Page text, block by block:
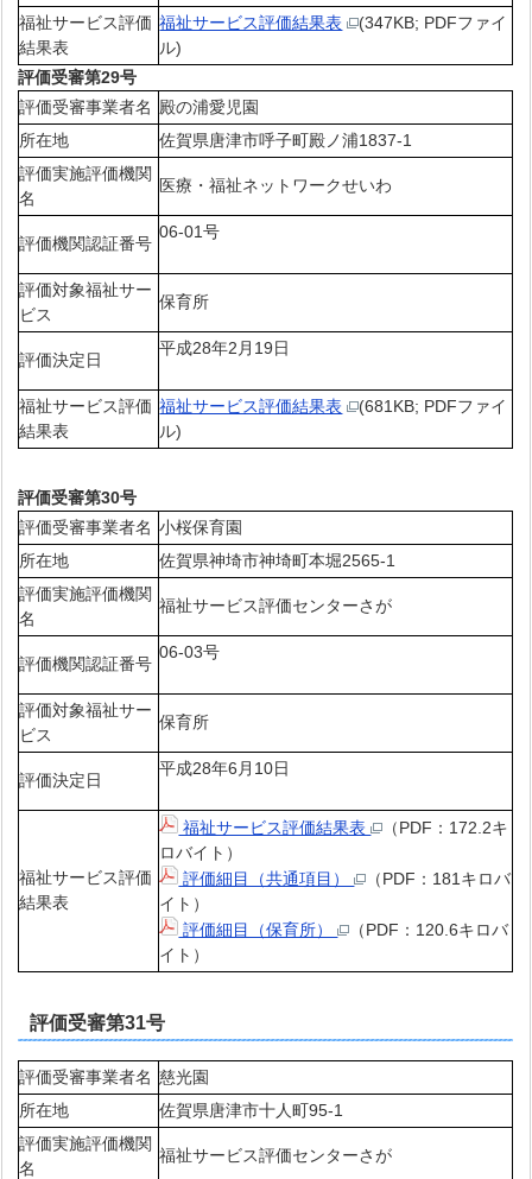
福祉サービス評価
結果表
福祉サービス評価結果表
(347KB; PDFファイ
ル)
評価受審第29号
評価受審事業者名 殿の浦愛児園
所在地
佐賀県唐津市呼子町殿ノ浦1837-1
評価実施評価機関
名
医療・福祉ネットワークせいわ
評価機関認証番号
06-01号
評価対象福祉サー
ビス
保育所
評価決定日
平成28年2月19日
福祉サービス評価
結果表
福祉サービス評価結果表
(681KB; PDFファイ
ル)
評価受審第30号
評価受審事業者名 小桜保育園
所在地
佐賀県神埼市神埼町本堀2565-1
評価実施評価機関
名
福祉サービス評価センターさが
評価機関認証番号
06-03号
評価対象福祉サー
ビス
保育所
評価決定日
平成28年6月10日
福祉サービス評価
結果表
福祉サービス評価結果表
（PDF：172.2キ
ロバイト）
評価細目（共通項目）
（PDF：181キロバ
イト）
評価細目（保育所）
（PDF：120.6キロバ
イト）
評価受審第31号
評価受審事業者名 慈光園
所在地
佐賀県唐津市十人町95-1
評価実施評価機関
名
福祉サービス評価センターさが